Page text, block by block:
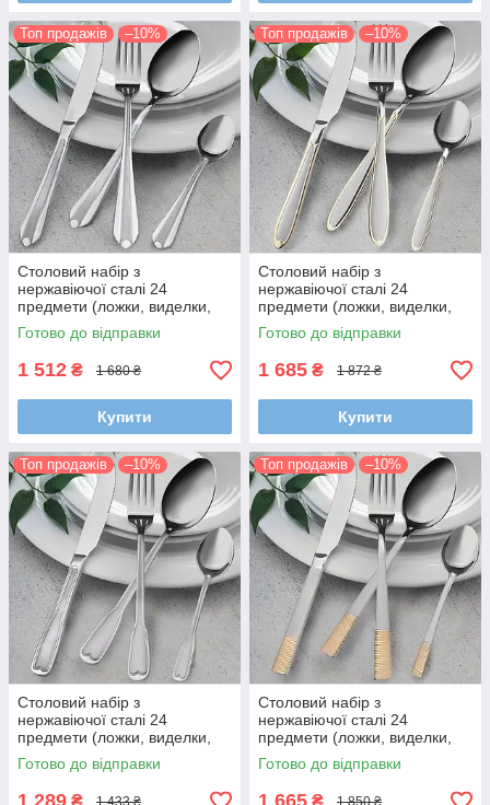
Топ продажів –10%
Столовий набір з
нержавіючої сталі 24
предмети (ложки, виделки,
ножі)
Готово до відправки
1 512 ₴ 1 680 ₴
Купити
Топ продажів –10%
Столовий набір з
нержавіючої сталі 24
предмети (ложки, виделки,
ножі)
Готово до відправки
1 685 ₴ 1 872 ₴
Купити
Топ продажів –10%
Столовий набір з
нержавіючої сталі 24
предмети (ложки, виделки,
ножі)
Готово до відправки
₴ 1 433 ₴
Топ продажів –10%
Столовий набір з
нержавіючої сталі 24
предмети (ложки, виделки,
ножі)
Готово до відправки
₴ 1 850 ₴